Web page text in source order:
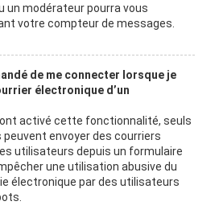
un modérateur pourra vous
votre compteur de messages.
de me connecter lorsque je
électronique d’un
activé cette fonctionnalité, seuls
envoyer des courriers
utilisateurs depuis un formulaire
une utilisation abusive du
électronique par des utilisateurs